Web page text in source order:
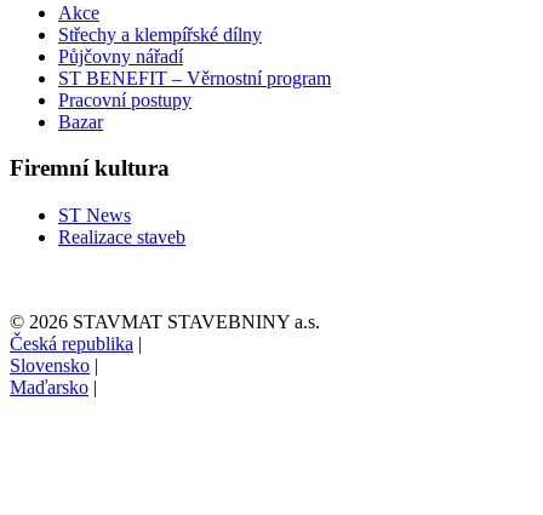
Akce
Střechy a klempířské dílny
Půjčovny nářadí
ST BENEFIT – Věrnostní program
Pracovní postupy
Bazar
Firemní kultura
ST News
Realizace staveb
© 2026 STAVMAT STAVEBNINY a.s.
Česká republika |
Slovensko |
Maďarsko |